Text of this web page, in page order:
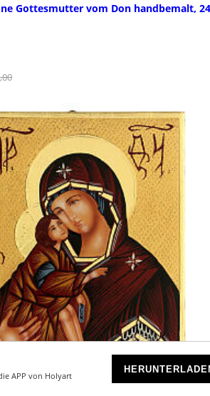
APP von Holyart
Gottesmutter vom Don handbemalt,